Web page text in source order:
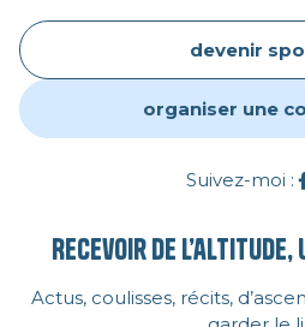
devenir
organiser une
Suivez-moi :
Recevoir de l’altitude,
Actus, coulisses, récits,